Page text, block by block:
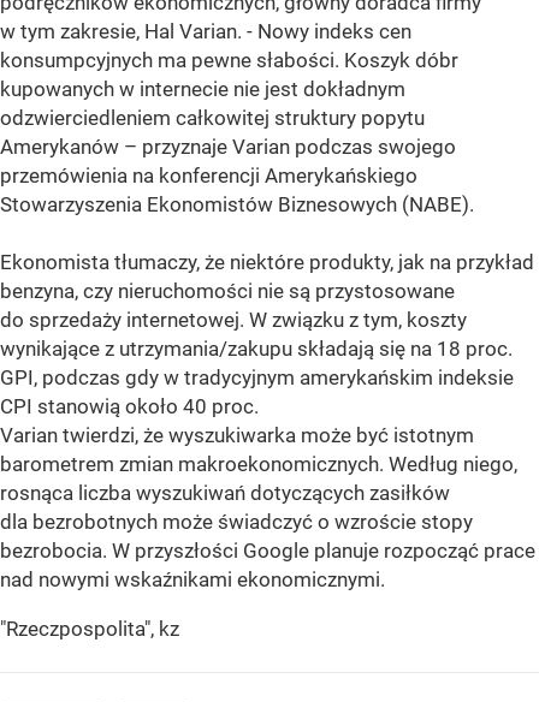
w tym zakresie, Hal Varian. - Nowy indeks cen
konsumpcyjnych ma pewne słabości. Koszyk dóbr
kupowanych w internecie nie jest dokładnym
odzwierciedleniem całkowitej struktury popytu
Amerykanów – przyznaje Varian podczas swojego
przemówienia na konferencji Amerykańskiego
Stowarzyszenia Ekonomistów Biznesowych (NABE).
Ekonomista tłumaczy, że niektóre produkty, jak na przykład
benzyna, czy nieruchomości nie są przystosowane
do sprzedaży internetowej. W związku z tym, koszty
wynikające z utrzymania/zakupu składają się na 18 proc.
GPI, podczas gdy w tradycyjnym amerykańskim indeksie
CPI stanowią około 40 proc.
Varian twierdzi, że wyszukiwarka może być istotnym
barometrem zmian makroekonomicznych. Według niego,
rosnąca liczba wyszukiwań dotyczących zasiłków
dla bezrobotnych może świadczyć o wzroście stopy
bezrobocia. W przyszłości Google planuje rozpocząć prace
nad nowymi wskaźnikami ekonomicznymi.
"Rzeczpospolita", kz